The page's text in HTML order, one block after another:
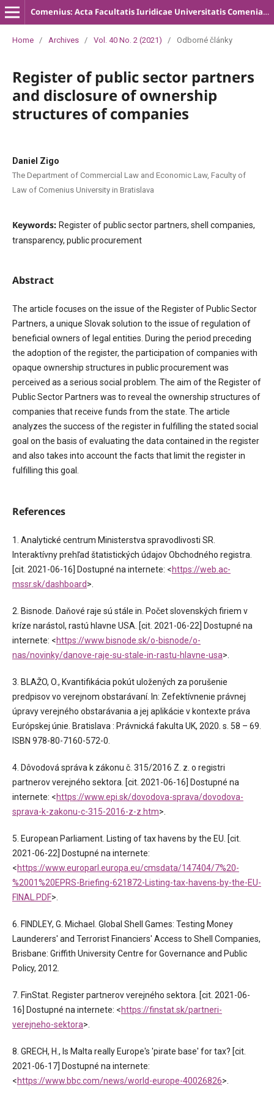
Comenius: Acta Facultatis Iuridicae Universitatis Comenianae
Home / Archives / Vol. 40 No. 2 (2021) / Odborné články
Register of public sector partners
and disclosure of ownership
structures of companies
Daniel Zigo
The Department of Commercial Law and Economic Law, Faculty of
Law of Comenius University in Bratislava
Keywords: Register of public sector partners, shell companies,
transparency, public procurement
Abstract
The article focuses on the issue of the Register of Public Sector
Partners, a unique Slovak solution to the issue of regulation of
beneficial owners of legal entities. During the period preceding
the adoption of the register, the participation of companies with
opaque ownership structures in public procurement was
perceived as a serious social problem. The aim of the Register of
Public Sector Partners was to reveal the ownership structures of
companies that receive funds from the state. The article
analyzes the success of the register in fulfilling the stated social
goal on the basis of evaluating the data contained in the register
and also takes into account the facts that limit the register in
fulfilling this goal.
References
1. Analytické centrum Ministerstva spravodlivosti SR.
Interaktívny prehľad štatistických údajov Obchodného registra.
[cit. 2021-06-16] Dostupné na internete: <https://web.ac-
mssr.sk/dashboard>.
2. Bisnode. Daňové raje sú stále in. Počet slovenských firiem v
kríze narástol, rastú hlavne USA. [cit. 2021-06-22] Dostupné na
internete: <https://www.bisnode.sk/o-bisnode/o-
nas/novinky/danove-raje-su-stale-in-rastu-hlavne-usa>.
3. BLAŽO, O., Kvantifikácia pokút uložených za porušenie
predpisov vo verejnom obstarávaní. In: Zefektívnenie právnej
úpravy verejného obstarávania a jej aplikácie v kontexte práva
Európskej únie. Bratislava : Právnická fakulta UK, 2020. s. 58 – 69.
ISBN 978-80-7160-572-0.
4. Dôvodová správa k zákonu č. 315/2016 Z. z. o registri
partnerov verejného sektora. [cit. 2021-06-16] Dostupné na
internete: <https://www.epi.sk/dovodova-sprava/dovodova-
sprava-k-zakonu-c-315-2016-z-z.htm>.
5. European Parliament. Listing of tax havens by the EU. [cit.
2021-06-22] Dostupné na internete:
<https://www.europarl.europa.eu/cmsdata/147404/7%20-
%2001%20EPRS-Briefing-621872-Listing-tax-havens-by-the-EU-
FINAL.PDF>.
6. FINDLEY, G. Michael. Global Shell Games: Testing Money
Launderers' and Terrorist Financiers' Access to Shell Companies,
Brisbane: Griffith University Centre for Governance and Public
Policy, 2012.
7. FinStat. Register partnerov verejného sektora. [cit. 2021-06-
16] Dostupné na internete: <https://finstat.sk/partneri-
verejneho-sektora>.
8. GRECH, H., Is Malta really Europe's 'pirate base' for tax? [cit.
2021-06-17] Dostupné na internete:
<https://www.bbc.com/news/world-europe-40026826>.